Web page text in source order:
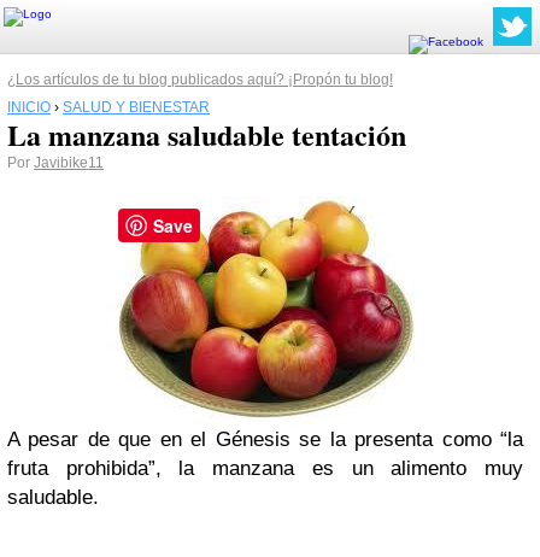
¿Los artículos de tu blog publicados aquí? ¡Propón tu blog!
INICIO › SALUD Y BIENESTAR
La manzana saludable tentación
Por Javibike11
A pesar de que en el Génesis se la presenta como “la
fruta prohibida”, la manzana es un alimento muy
saludable.
Save